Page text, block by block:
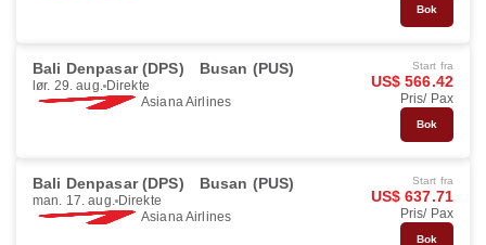
Bok
Bali Denpasar (DPS) Busan (PUS)
lør. 29. aug. Direkte
Asiana Airlines
Start fra
US$ 566.42
Pris/ Pax
Bok
Bali Denpasar (DPS) Busan (PUS)
man. 17. aug. Direkte
Asiana Airlines
Start fra
US$ 637.71
Pris/ Pax
Bok